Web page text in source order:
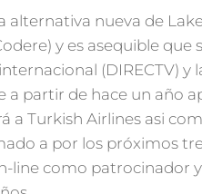
alternativa nueva de
y es asequible
(DIRECTV)
a partir de hace un año
a Turkish Airlines asi
a por los próximos
line como patrocinador